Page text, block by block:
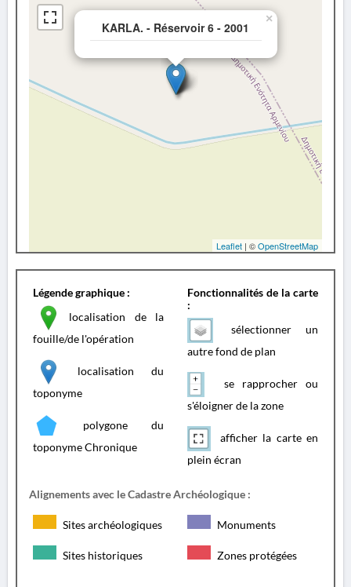
KARLA. - Réservoir 6 - 2001
×
Leaflet | ©OpenStreetMap
Légende graphique :
localisation de la
fouille/de l'opération
localisation du
toponyme
polygone du
toponyme Chronique
Fonctionnalités de la carte
:
sélectionner un
autre fond de plan
se rapprocher ou
s'éloigner de la zone
afficher la carte en
plein écran
Alignements avec le Cadastre Archéologique :
Sites archéologiques Monuments
Sites historiques Zones protégées